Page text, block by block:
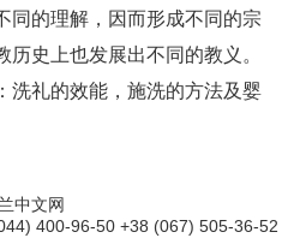
同的理解，因而形成不同的宗
史上也发展出不同的教义。
洗礼的效能，施洗的方法及婴
中文网
400-96-50 +38 (067) 505-36-52